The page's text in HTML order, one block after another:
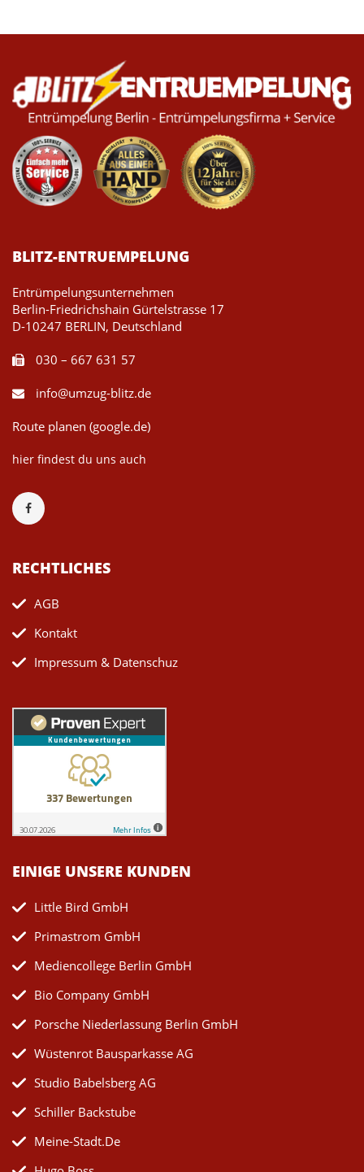
BLITZ-ENTRUEMPELUNG
Entrümpelungsunternehmen
Berlin-Friedrichshain Gürtelstrasse 17
D-10247 BERLIN, Deutschland
030 – 667 631 57
info@umzug-blitz.de
Route planen (google.de)
hier findest du uns auch
RECHTLICHES
AGB
Kontakt
Impressum & Datenschuz
EINIGE UNSERE KUNDEN
Little Bird GmbH
Primastrom GmbH
Mediencollege Berlin GmbH
Bio Company GmbH
Porsche Niederlassung Berlin GmbH
Wüstenrot Bausparkasse AG
Studio Babelsberg AG
Schiller Backstube
Meine-Stadt.de